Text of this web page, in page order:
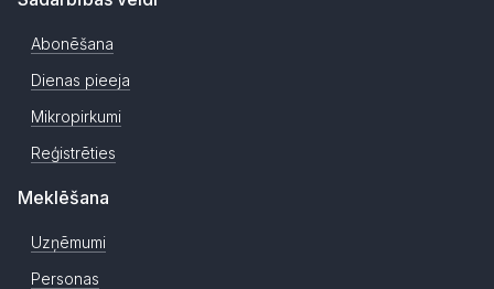
Abonēšana
Dienas pieeja
Mikropirkumi
Reģistrēties
Meklēšana
Uzņēmumi
Personas